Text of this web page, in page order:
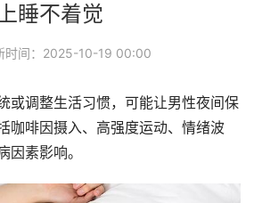
睡不着觉
时间：2025-10-19 00:00
或调整生活习惯，可能让男性夜间保
咖啡因摄入、高强度运动、情绪波
因素影响。